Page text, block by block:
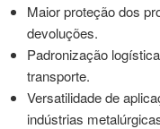
Maior proteção dos
devoluções.
Padronização
transporte.
Versatilidade de
indústrias